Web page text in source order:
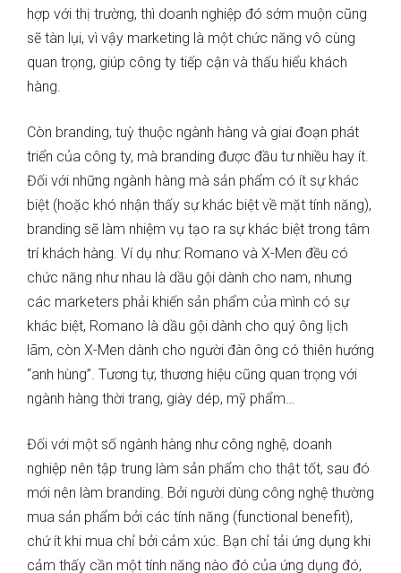
hợp với thị trường, thì doanh nghiệp đó sớm muộn cũng
sẽ tàn lụi, vì vậy marketing là một chức năng vô cùng
quan trọng, giúp công ty tiếp cận và thấu hiểu khách
hàng.
Còn branding, tuỳ thuộc ngành hàng và giai đoạn phát
triển của công ty, mà branding được đầu tư nhiều hay ít.
Đối với những ngành hàng mà sản phẩm có ít sự khác
biệt (hoặc khó nhận thấy sự khác biệt về mặt tính năng),
branding sẽ làm nhiệm vụ tạo ra sự khác biệt trong tâm
trí khách hàng. Ví dụ như: Romano và X-Men đều có
chức năng như nhau là dầu gội dành cho nam, nhưng
các marketers phải khiến sản phẩm của mình có sự
khác biệt, Romano là dầu gội dành cho quý ông lịch
lãm, còn X-Men dành cho người đàn ông có thiên hướng
“anh hùng”. Tương tự, thương hiệu cũng quan trọng với
ngành hàng thời trang, giày dép, mỹ phẩm…
Đối với một số ngành hàng như công nghệ, doanh
nghiệp nên tập trung làm sản phẩm cho thật tốt, sau đó
mới nên làm branding. Bởi người dùng công nghệ thường
mua sản phẩm bởi các tính năng (functional benefit),
chứ ít khi mua chỉ bởi cảm xúc. Bạn chỉ tải ứng dụng khi
cảm thấy cần một tính năng nào đó của ứng dụng đó,